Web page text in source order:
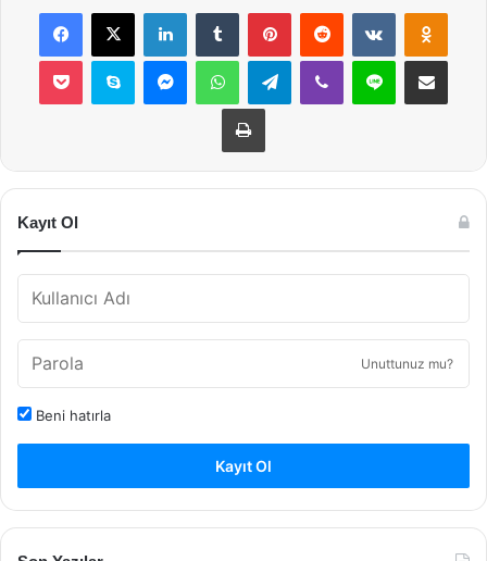
Facebook
X LinkedInTumblr PinterestReddit VKontakte
Pocket Skype MessengerWhatsAppTelegramViber Line E-Posta ile
Yazdır
Kayıt Ol
Unuttunuz mu?
Beni hatırla
Kayıt Ol